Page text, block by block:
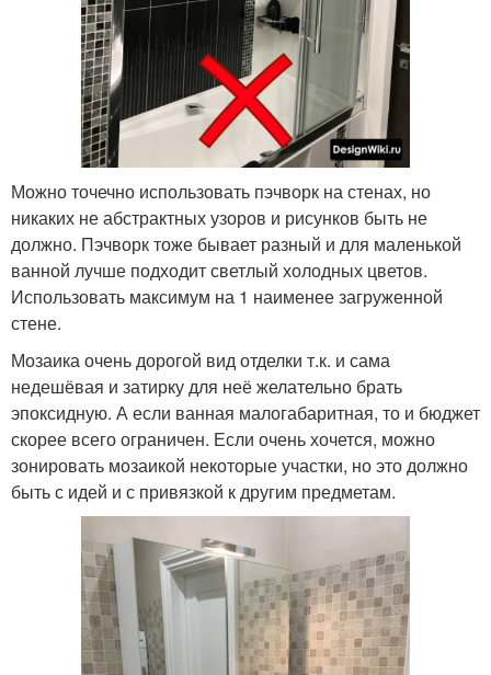
Можно точечно использовать пэчворк на стенах, но
никаких не абстрактных узоров и рисунков быть не
должно. Пэчворк тоже бывает разный и для маленькой
ванной лучше подходит светлый холодных цветов.
Использовать максимум на 1 наименее загруженной
стене.
Мозаика очень дорогой вид отделки т.к. и сама
недешёвая и затирку для неё желательно брать
эпоксидную. А если ванная малогабаритная, то и бюджет
скорее всего ограничен. Если очень хочется, можно
зонировать мозаикой некоторые участки, но это должно
быть с идей и с привязкой к другим предметам.